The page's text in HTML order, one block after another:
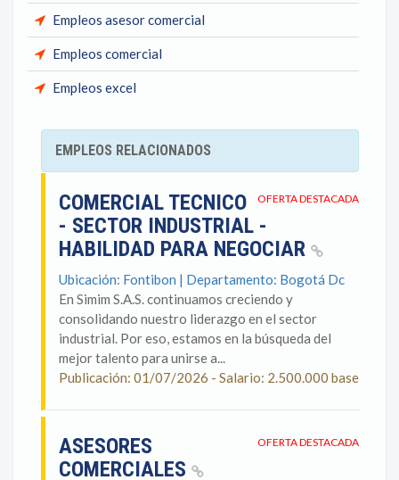
Empleos asesor comercial
Empleos comercial
Empleos excel
EMPLEOS RELACIONADOS
OFERTA DESTACADA
COMERCIAL TECNICO
- SECTOR INDUSTRIAL -
HABILIDAD PARA NEGOCIAR
Ubicación: Fontibon | Departamento: Bogotá Dc
En Simim S.A.S. continuamos creciendo y
consolidando nuestro liderazgo en el sector
industrial. Por eso, estamos en la búsqueda del
mejor talento para unirse a...
Publicación: 01/07/2026 - Salario: 2.500.000 base
OFERTA DESTACADA
ASESORES
COMERCIALES